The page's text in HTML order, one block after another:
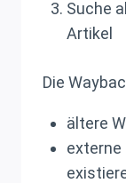
Suche
Artikel
Die
ältere
externe